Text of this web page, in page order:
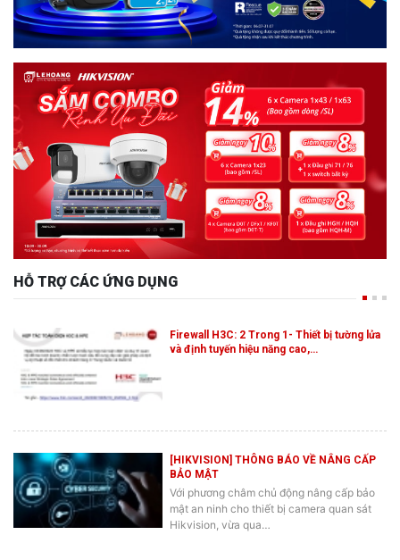
HỖ TRỢ CÁC ỨNG DỤNG
và định tuyến hiệu năng cao,…
BẢO MẬT
Với phương châm chủ động nâng cấp bảo
mật an ninh cho thiết bị camera quan sát
Hikvision, vừa qua…